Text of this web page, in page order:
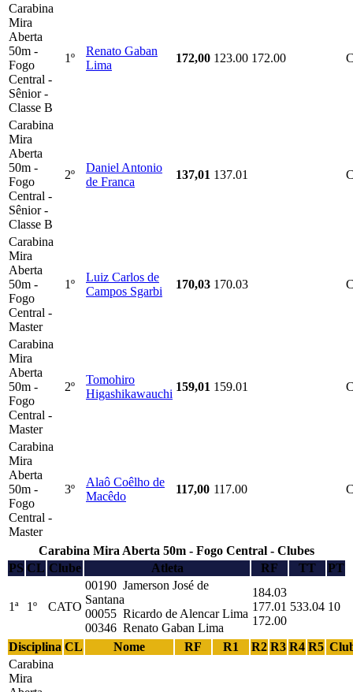
Carabina
Mira
Aberta
50m -
Fogo
Central -
Sênior -
Classe B
1º
Renato Gaban
Lima
172,00 123.00 172.00
Carabina
Mira
Aberta
50m -
Fogo
Central -
Sênior -
Classe B
2º
Daniel Antonio
de Franca
137,01 137.01
Carabina
Mira
Aberta
50m -
Fogo
Central -
Master
1º
Luiz Carlos de
Campos Sgarbi
170,03 170.03
Carabina
Mira
Aberta
50m -
Fogo
Central -
Master
2º
Tomohiro
Higashikawauchi
159,01 159.01
Carabina
Mira
Aberta
50m -
Fogo
Central -
Master
3º
Alaô Coêlho de
Macêdo
117,00 117.00
Carabina Mira Aberta 50m - Fogo Central - Clubes
PS CL Clube Atleta RF TT PT
1ª 1º CATO
00190 Jamerson José de
Santana
00055 Ricardo de Alencar Lima
00346 Renato Gaban Lima
184.03
177.01
172.00
533.04 10
Disciplina CL Nome RF R1 R2 R3 R4 R5
Carabina
Mira